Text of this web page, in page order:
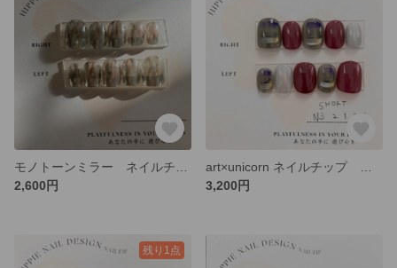
2,600円
3,200円
残り1点